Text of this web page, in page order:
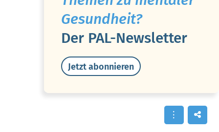
Gesundheit?
Der PAL-Newsletter
Jetzt abonnieren